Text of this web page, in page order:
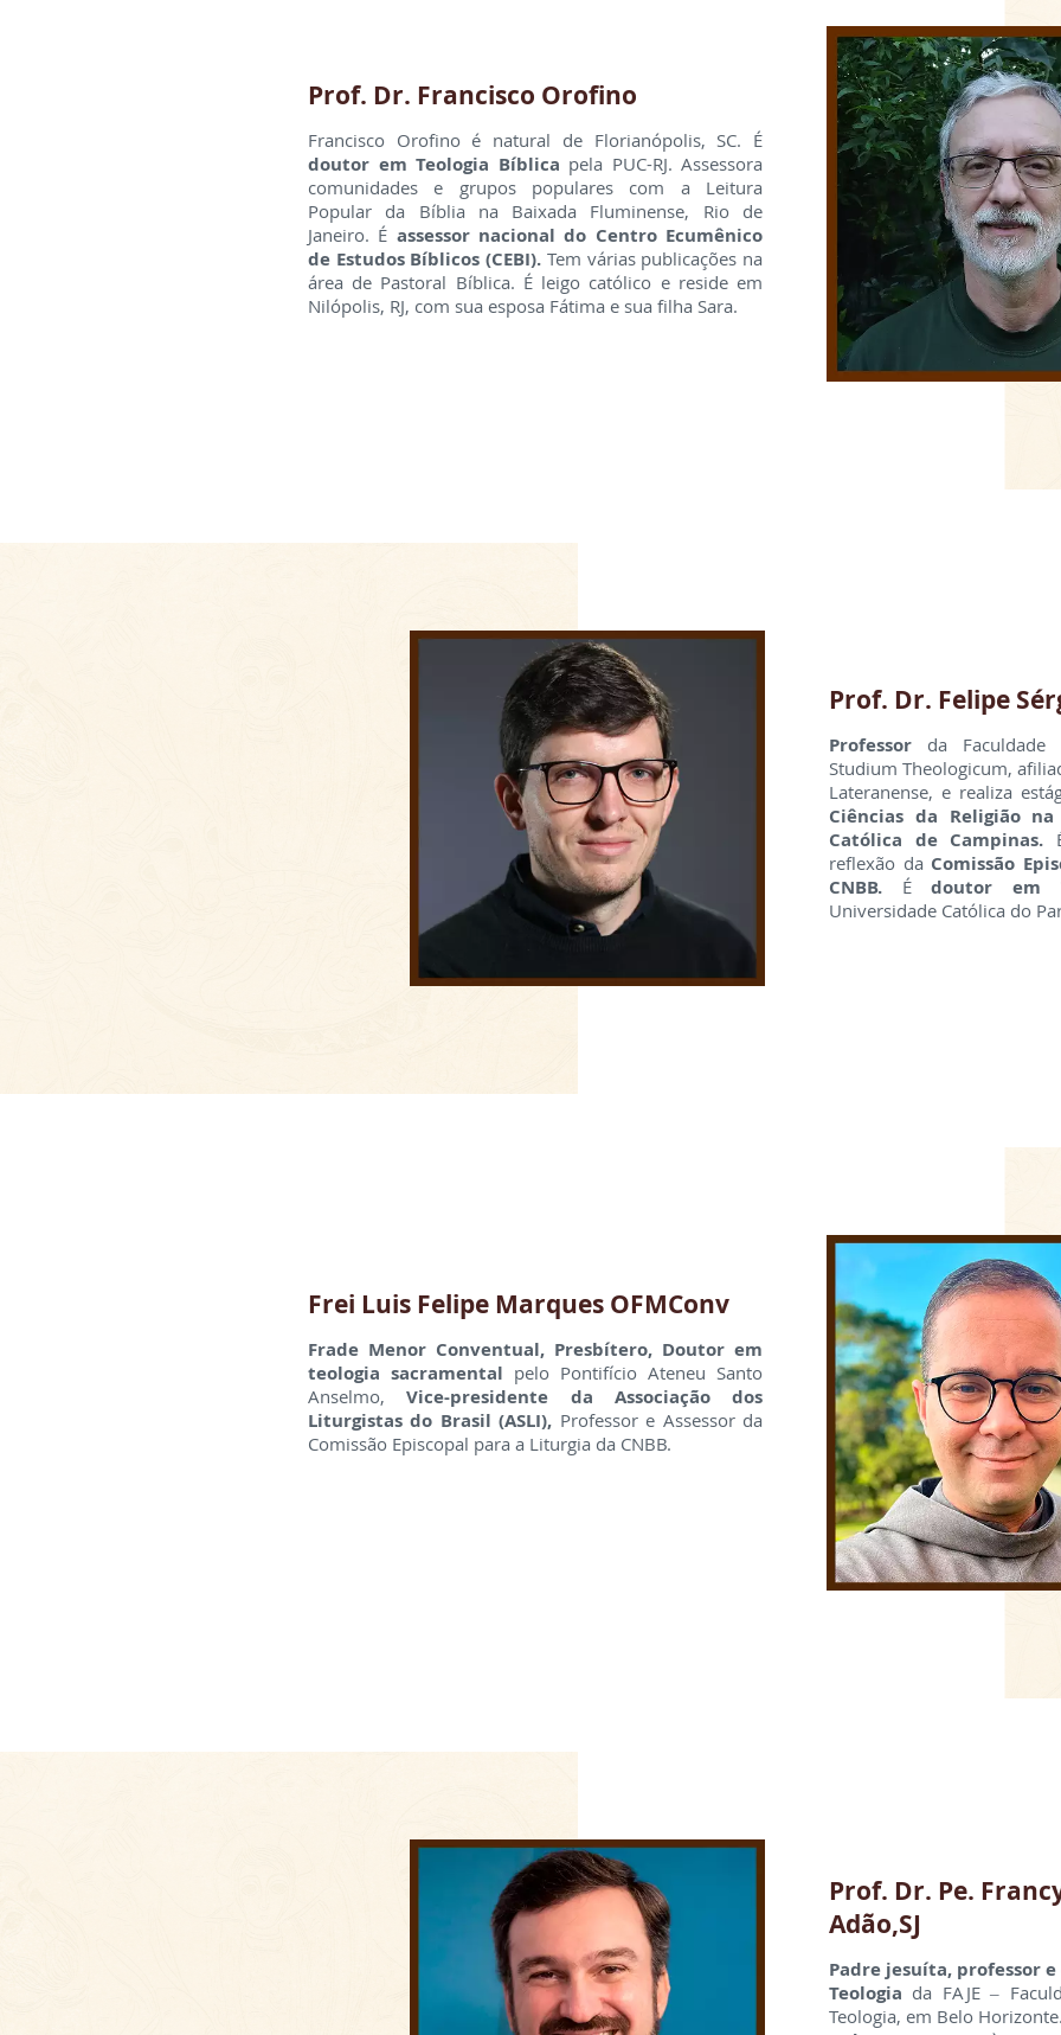
Prof. Dr. Francisco Orofino
Francisco Orofino é natural de Florianópolis, SC. É
doutor em Teologia Bíblica pela PUC-RJ. Assessora
comunidades e grupos populares com a Leitura
Popular da Bíblia na Baixada Fluminense, Rio de
Janeiro. É assessor nacional do Centro Ecumênico
de Estudos Bíblicos (CEBI). Tem várias publicações na
área de Pastoral Bíblica. É leigo católico e reside em
Nilópolis, RJ, com sua esposa Fátima e sua filha Sara.
Prof. Dr. Felipe
Professor da Faculdade
Studium Theologicum,
Lateranense, e realiza
Ciências da Religião
Católica de Campinas.
reflexão da Comissão
CNBB. Édoutor em
Universidade Católica do
Frei Luis Felipe Marques OFMConv
Frade Menor Conventual, Presbítero, Doutor em
teologia sacramental pelo Pontifício Ateneu Santo
Anselmo,Vice-presidente da Associação dos
Liturgistas do Brasil (ASLI), Professor e Assessor da
Comissão Episcopal para a Liturgia da CNBB.
Prof. Dr. Pe.
Adão,SJ
Padre jesuíta, professor
Teologia da FAJE –
Teologia, em Belo